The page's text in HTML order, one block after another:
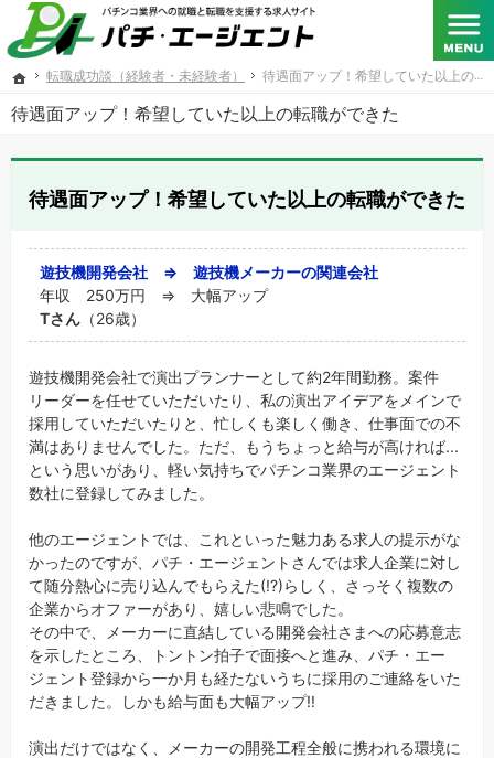
ホーム
転職成功談（経験者・未経験者） 待遇面アップ！希望していた以上の転職ができた
待遇面アップ！希望していた以上の転職ができた
SANKYO･フィールズ･京楽産業.･大一商会･ニューギン･藤商事が共同出資する総合人材サービス
パチンコメーカー、パチスロメーカーをはじめとするパチンコ業界への転職と就職を支援する求人
待遇面アップ！希望していた以上の転職ができた
遊技機開発会社 ⇒ 遊技機メーカーの関連会社
年収 250万円 ⇒ 大幅アップ
Tさん（26歳）
遊技機開発会社で演出プランナーとして約2年間勤務。案件
リーダーを任せていただいたり、私の演出アイデアをメインで
採用していただいたりと、忙しくも楽しく働き、仕事面での不
満はありませんでした。ただ、もうちょっと給与が高ければ...
という思いがあり、軽い気持ちでパチンコ業界のエージェント
数社に登録してみました。
他のエージェントでは、これといった魅力ある求人の提示がな
かったのですが、パチ・エージェントさんでは求人企業に対し
て随分熱心に売り込んでもらえた(!?)らしく、さっそく複数の
企業からオファーがあり、嬉しい悲鳴でした。
その中で、メーカーに直結している開発会社さまへの応募意志
を示したところ、トントン拍子で面接へと進み、パチ・エー
ジェント登録から一か月も経たないうちに採用のご連絡をいた
だきました。しかも給与面も大幅アップ!!
演出だけではなく、メーカーの開発工程全般に携われる環境に